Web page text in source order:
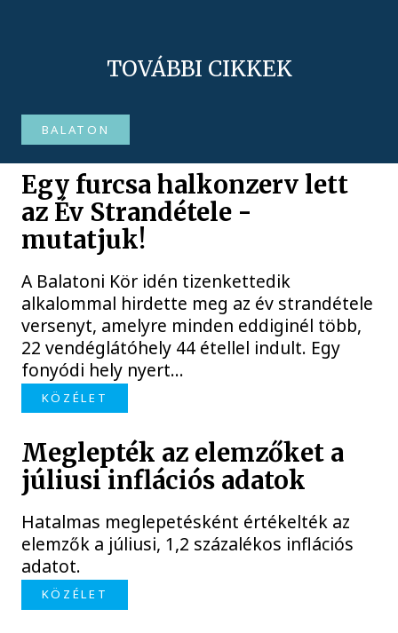
TOVÁBBI CIKKEK
BALATON
Egy furcsa halkonzerv lett
az Év Strandétele -
mutatjuk!
A Balatoni Kör idén tizenkettedik
alkalommal hirdette meg az év strandétele
versenyt, amelyre minden eddiginél több,
22 vendéglátóhely 44 étellel indult. Egy
fonyódi hely nyert...
KÖZÉLET
Meglepték az elemzőket a
júliusi inflációs adatok
Hatalmas meglepetésként értékelték az
elemzők a júliusi, 1,2 százalékos inflációs
adatot.
KÖZÉLET